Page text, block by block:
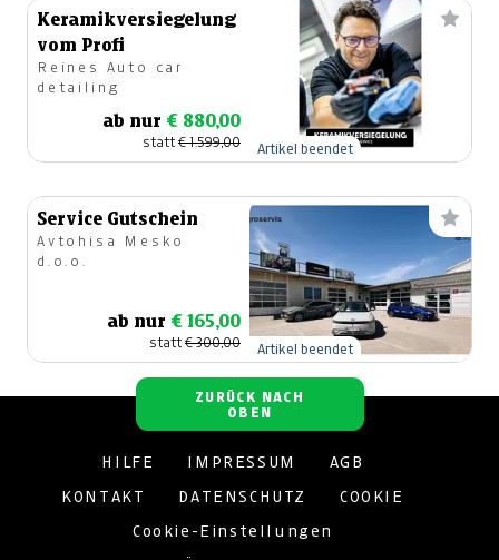
Keramikversiegelung
vom Profi
Reines Auto car
detailing
ab nur € 880,00
statt€ 1.599,00 Artikel beendet
Service Gutschein
Avtohisa Mesko
d.o.o.
ab nur € 165,00
statt€ 300,00 Artikel beendet
ZURÜCK NACH
OBEN
HILFE IMPRESSUM AGB
KONTAKT DATENSCHUTZ COOKIE
Cookie-Einstellungen